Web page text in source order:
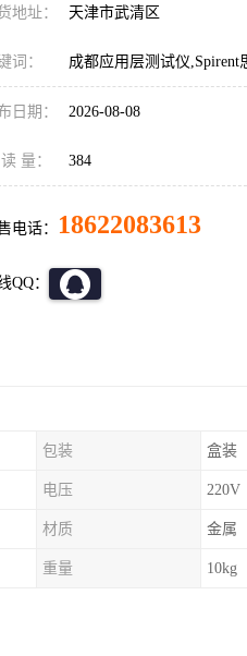
地址： 天津市武清区
词： 成都应用层测试仪,Spirent
日期： 2026-08-08
量： 384
电话： 18622083613
QQ：
包装 盒装
电压 220V
材质 金属
重量 10kg